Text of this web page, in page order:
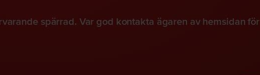
spärrad. Var god kontakta ägaren av hemsidan för